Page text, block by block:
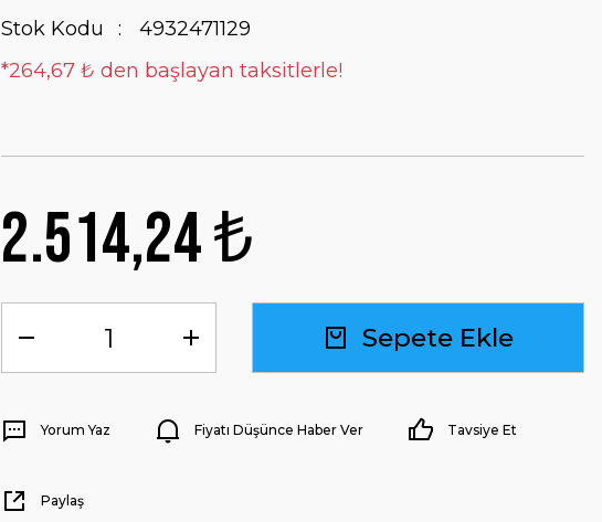
Stok Kodu
4932471129
*264,67 ₺ den başlayan taksitlerle!
2.514,24 ₺
Sepete Ekle
Yorum Yaz Fiyatı Düşünce Haber Ver Tavsiye Et
Paylaş